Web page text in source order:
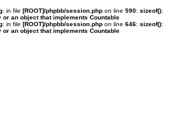
: in file [ROOT]/phpbb/session.php on line 590: sizeof():
or an object that implements Countable
: in file [ROOT]/phpbb/session.php on line 646: sizeof():
or an object that implements Countable